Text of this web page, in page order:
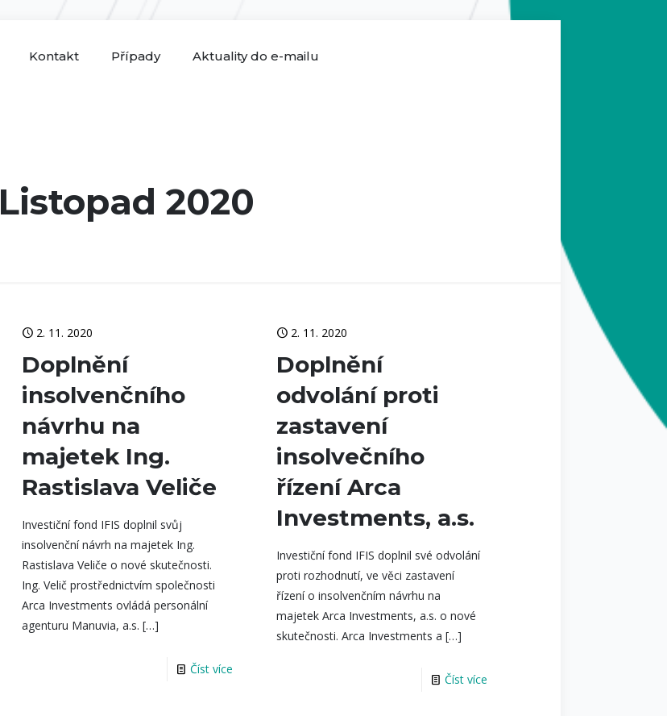
Kontakt Případy Aktuality do e-mailu
Listopad 2020
2. 11. 2020
Doplnění
insolvenčního
návrhu na
majetek Ing.
Rastislava Veliče
Investiční fond IFIS doplnil svůj
insolvenční návrh na majetek Ing.
Rastislava Veliče o nové skutečnosti.
Ing. Velič prostřednictvím společnosti
Arca Investments ovládá personální
agenturu Manuvia, a.s. […]
Číst více
2. 11. 2020
Doplnění
odvolání proti
zastavení
insolvečního
řízení Arca
Investments, a.s.
Investiční fond IFIS doplnil své odvolání
proti rozhodnutí, ve věci zastavení
řízení o insolvenčním návrhu na
majetek Arca Investments, a.s. o nové
skutečnosti. Arca Investments a […]
Číst více